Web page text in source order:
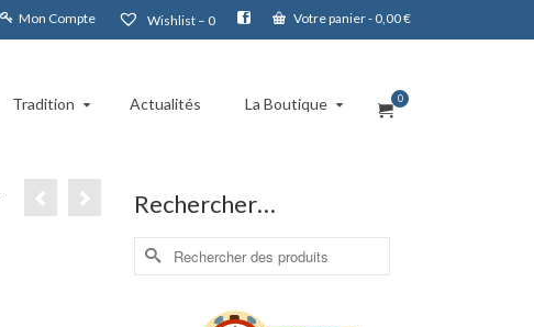
Mon Compte Wishlist – 0 Votre panier- 0,00€
Tradition Actualités La Boutique 0
Rechercher…
Rechercher :